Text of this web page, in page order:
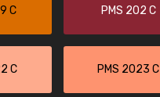
C PMS 202 C
C PMS 2023 C